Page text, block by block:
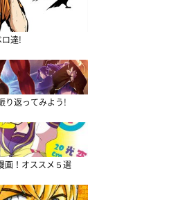
ロ達!
り返ってみよう!
画！オススメ５選